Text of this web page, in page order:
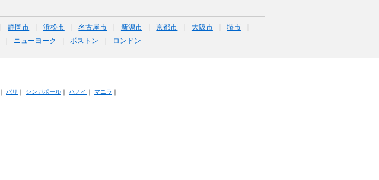
静岡市 浜松市 名古屋市 新潟市 京都市 大阪市
堺市
ニューヨーク ボストン ロンドン
｜ パリ ｜ シンガポール｜ ハノイ ｜ マニラ ｜